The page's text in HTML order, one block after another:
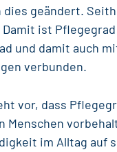
dies geändert.
ist
und damit auch
verbunden.
vor, dass
Menschen
im Alltag auf